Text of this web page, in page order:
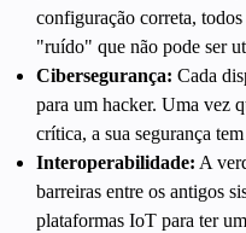
configuração correta, todos
"ruído" que não pode ser
Cibersegurança: Cada
para um hacker. Uma vez
crítica, a sua segurança
Interoperabilidade: A
barreiras entre os antigos
plataformas IoT para ter